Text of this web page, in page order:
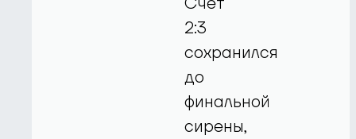
2:3
сохранился
до
финальной
сирены,